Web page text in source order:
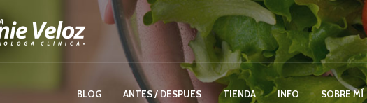
BLOG ANTES / DESPUES TIENDA INFO SOBRE MÍ